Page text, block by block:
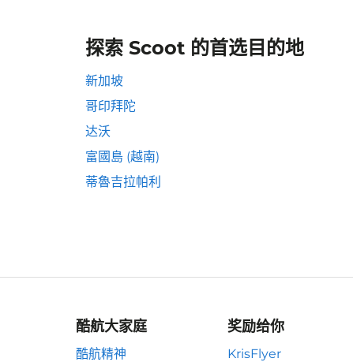
探索 Scoot 的首选目的地
新加坡
哥印拜陀
达沃
富國島 (越南)
蒂魯吉拉帕利
酷航大家庭
酷航精神
奖励给你
KrisFlyer